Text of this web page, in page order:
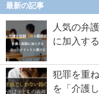
最新の記事
人気の弁
に加入す
犯罪を重
を「介護